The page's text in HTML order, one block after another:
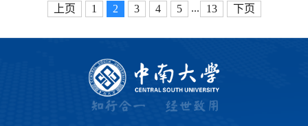
上页 1 2 3 4 5 ... 13 下页